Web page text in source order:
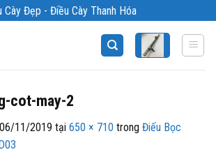
Cày Đẹp - Điều Cày Thanh Hóa
cot-may-2
06/11/2019 tại 650 × 710 trong Điếu Bọc